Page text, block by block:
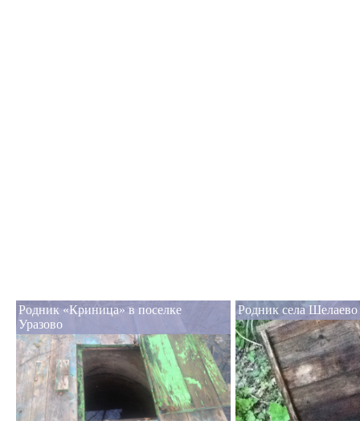
Родник «Криница» в поселке
Уразово
Родник села Шелаево